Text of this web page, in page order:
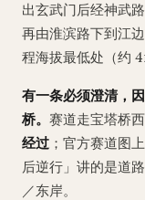
出玄武门后经神武
再由淮滨路下到江边
程海拔最低处（约
有一条必须澄清，
桥。 赛道走宝塔桥西
经过 ；官方赛道图
后逆行」讲的是道
／东岸。